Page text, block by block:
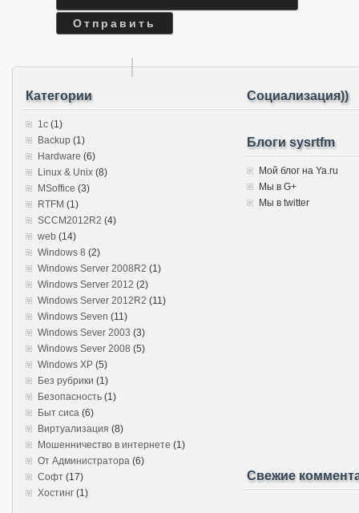
Категории
1c (1)
Backup (1)
Hardware (6)
Linux & Unix (8)
MSoffice (3)
RTFM (1)
SCCM2012R2 (4)
web (14)
Windows 8 (2)
Windows Server 2008R2 (1)
Windows Server 2012 (2)
Windows Server 2012R2 (11)
Windows Seven (11)
Windows Sever 2003 (3)
Windows Sever 2008 (5)
Windows XP (5)
Без рубрики (1)
Безопасность (1)
Быт сиса (6)
Виртуализация (8)
Мошенничество в интернете (1)
От Администратора (6)
Софт (17)
Хостинг (1)
Социализация))
Блоги sysrtfm
Мой блог на Ya.ru
Мы в G+
Мы в twitter
Свежие